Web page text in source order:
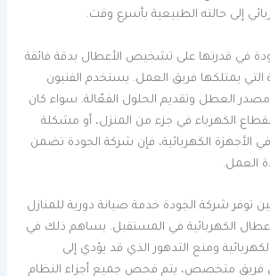
إلى حالته الطبيعية بأسرع وقت.
في قدرتها على تشخيص الأعطال بدقة فائقة
يمتلكها فريق العمل. يستخدم الفنيون
مصدر العطل وتقديم الحلول الفعّالة. سواء كان
الكهرباء في جزء من المنزل، أو مشكلة
الأجهزة الكهربائية، فإن شركة الجودة تضمن
العمل.
توفر شركة الجودة خدمة صيانة دورية للمنازل
الكهربائية في المستقبل. يساهم ذلك في
ومنع التدهور الذي قد يؤدي إلى
فريق متخصص، يتم فحص جميع أجزاء النظام